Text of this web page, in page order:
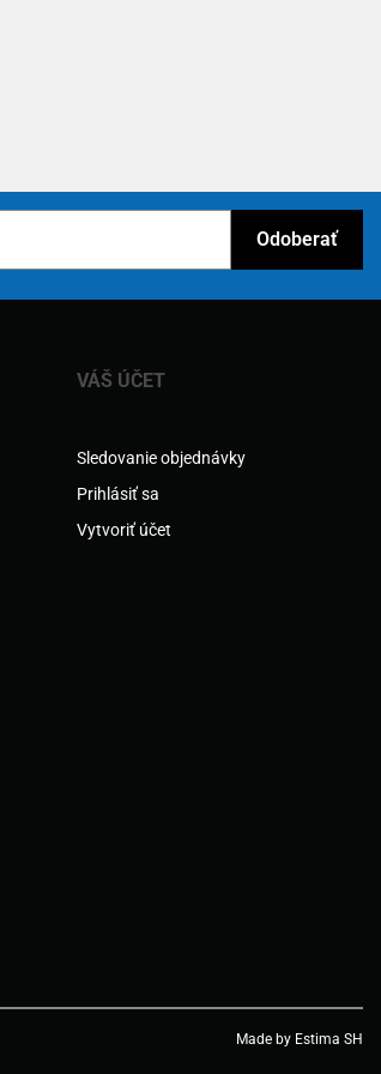
VÁŠ ÚČET
Sledovanie objednávky
Prihlásiť sa
Vytvoriť účet
Made by Estima SH